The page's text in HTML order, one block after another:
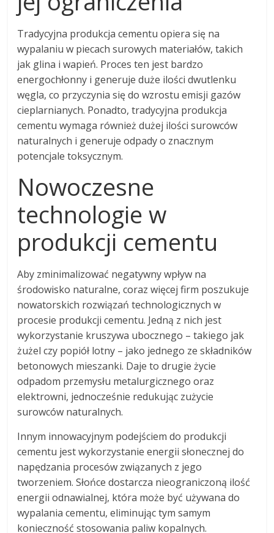
Tradycyjna produkcja cementu opiera się na
wypalaniu w piecach surowych materiałów, takich
jak glina i wapień. Proces ten jest bardzo
energochłonny i generuje duże ilości dwutlenku
węgla, co przyczynia się do wzrostu emisji gazów
cieplarnianych. Ponadto, tradycyjna produkcja
cementu wymaga również dużej ilości surowców
naturalnych i generuje odpady o znacznym
potencjale toksycznym.
Nowoczesne
technologie w
produkcji cementu
Aby zminimalizować negatywny wpływ na
środowisko naturalne, coraz więcej firm poszukuje
nowatorskich rozwiązań technologicznych w
procesie produkcji cementu. Jedną z nich jest
wykorzystanie kruszywa ubocznego – takiego jak
żużel czy popiół lotny – jako jednego ze składników
betonowych mieszanki. Daje to drugie życie
odpadom przemysłu metalurgicznego oraz
elektrowni, jednocześnie redukując zużycie
surowców naturalnych.
Innym innowacyjnym podejściem do produkcji
cementu jest wykorzystanie energii słonecznej do
napędzania procesów związanych z jego
tworzeniem. Słońce dostarcza nieograniczoną ilość
energii odnawialnej, która może być używana do
wypalania cementu, eliminując tym samym
konieczność stosowania paliw kopalnych.